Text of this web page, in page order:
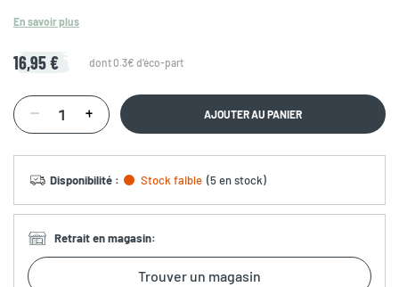
En savoir plus
16,95 € dont 0.3€ d'éco-part
AJOUTER AU PANIER
Disponibilité : Stock faible (5 en stock)
Retrait en magasin:
Trouver un magasin